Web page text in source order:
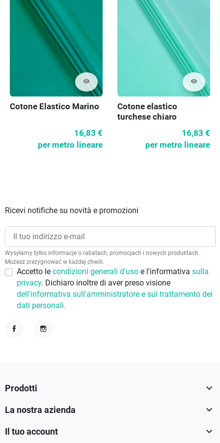
visibility
Cotone Elastico Marino
16,83 €
per metro lineare
visibility
Cotone elastico
turchese chiaro
16,83 €
per metro lineare
Ricevi notifiche su novità e promozioni
Wysyłamy tylko informacje o rabatach, promocjach i nowych produktach.
Możesz zrezygnować w każdej chwili.
Accetto le condizioni generali d'uso e l'informativa sulla
privacy. Dichiaro inoltre di aver preso visione
dell'informativa sull'amministratore e sul trattamento dei
dati personali.
Prodotti 
La nostra azienda 
Il tuo account 